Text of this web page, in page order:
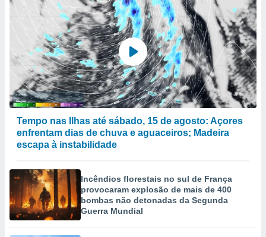
Tempo nas Ilhas até sábado, 15 de agosto: Açores
enfrentam dias de chuva e aguaceiros; Madeira
escapa à instabilidade
Incêndios florestais no sul de França
provocaram explosão de mais de 400
bombas não detonadas da Segunda
Guerra Mundial